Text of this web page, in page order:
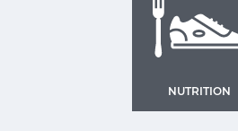
NUTRITION